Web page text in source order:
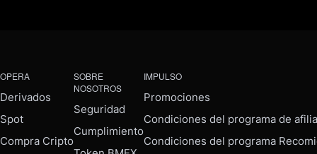
OPERA
Derivados
Spot
Compra Cripto
SOBRE
NOSOTROS
Seguridad
Cumplimiento
IMPULSO
Promociones
Condiciones del programa de
Condiciones del programa